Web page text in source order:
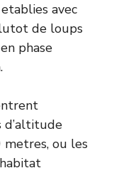
avec
de loups
phase
d’altitude
ou les